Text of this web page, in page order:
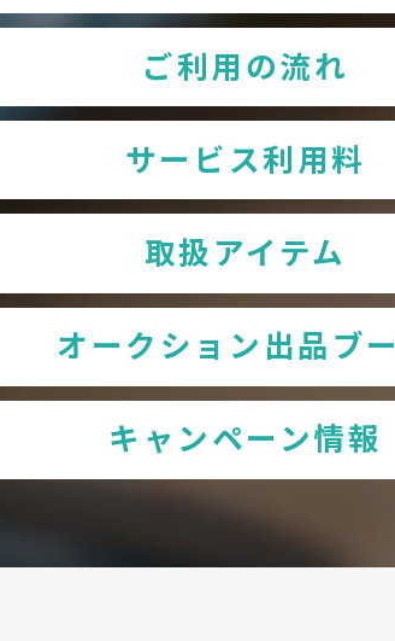
ご利用の流れ
サービス利用料
取扱アイテム
オークション出品ブ
キャンペーン情報